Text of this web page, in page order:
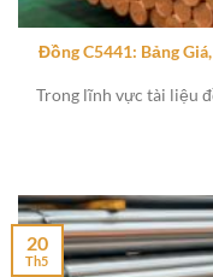
Đồng C5441: Bảng
Trong lĩnh vực tài liệu
20
Th5